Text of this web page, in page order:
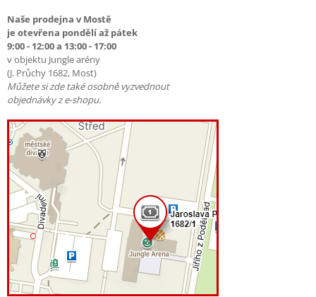
Naše prodejna v Mostě
je otevřena pondělí až pátek
9:00 - 12:00 a 13:00 - 17:00
v objektu Jungle arény
(J. Průchy 1682, Most)
Můžete si zde také osobně vyzvednout
objednávky z e-shopu.